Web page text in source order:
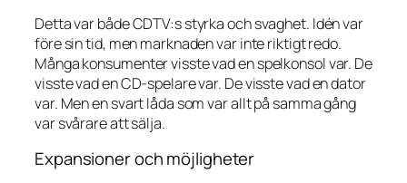
Detta var både CDTV:s styrka och svaghet. Idén var
före sin tid, men marknaden var inte riktigt redo.
Många konsumenter visste vad en spelkonsol var. De
visste vad en CD-spelare var. De visste vad en dator
var. Men en svart låda som var allt på samma gång
var svårare att sälja.
Expansioner och möjligheter